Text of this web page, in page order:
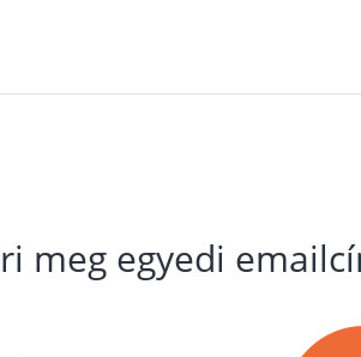
meg egyedi